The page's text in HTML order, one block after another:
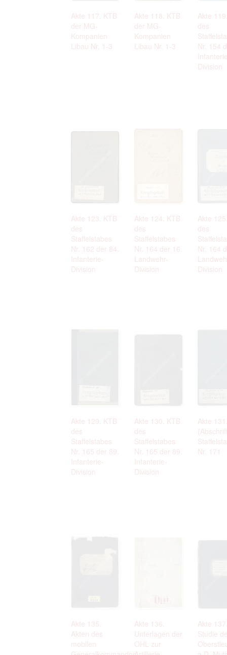
Akte 117. KTB
der MG-
Kompanien
Libau Nr. 1-3
Akte 118. KTB
der MG-
Kompanien
Libau Nr. 1-3
Akte
des
Nr. 154
Division
Akte 123. KTB
des
Staffelstabes
Nr. 162 der 84.
Infanterie-
Division
Akte 124. KTB
des
Staffelstabes
Nr. 164 der 16.
Landwehr-
Division
Akte
des
Nr. 164
Division
Akte 129. KTB
des
Staffelstabes
Nr. 165 der 89.
Infanterie-
Division
Akte 130. KTB
des
Staffelstabes
Nr. 165 der 89.
Infanterie-
Division
Akte
Nr. 171
Akte 135.
Akten des
mobilen
Akte 136.
Unterlagen der
OHL zur
Akte
Studie